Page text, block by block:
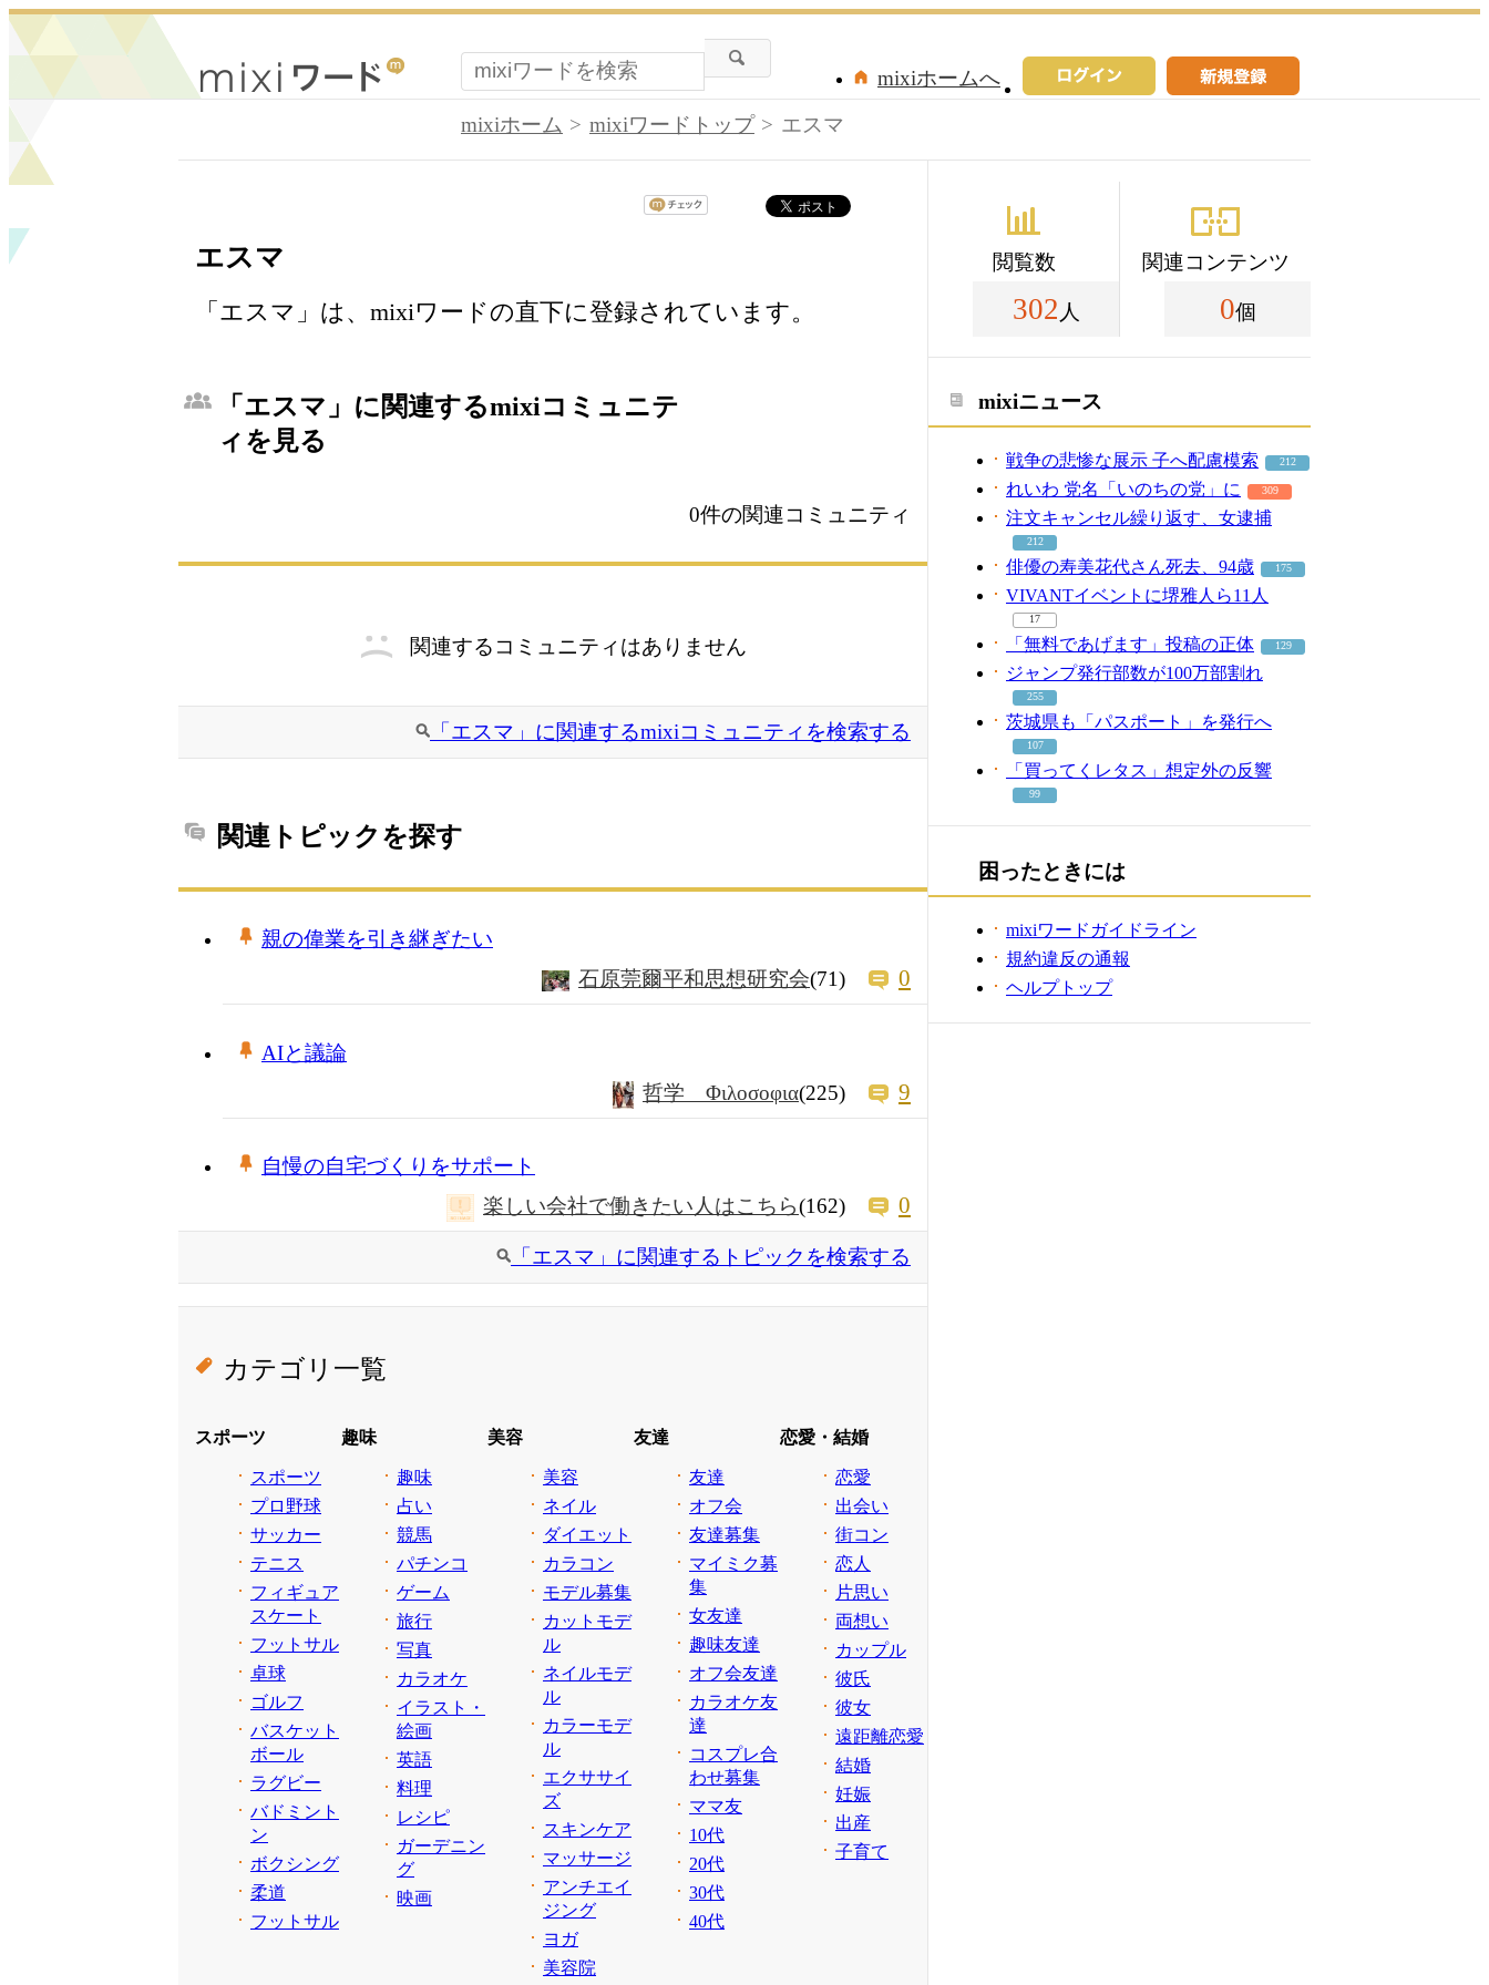
mixiホームへ
mixiホーム
mixiワードトップ エスマ
エスマ
「エスマ」は、mixiワードの直下に登録されています。
「エスマ」に関連するmixiコミュニテ
ィを見る
0件の関連コミュニティ
関連するコミュニティはありません
「エスマ」に関連するmixiコミュニティを検索する
関連トピックを探す
親の偉業を引き継ぎたい
石原莞爾平和思想研究会(71) 0
AIと議論
哲学 Φιλοσοφια(225) 9
自慢の自宅づくりをサポート
楽しい会社で働きたい人はこちら(162) 0
「エスマ」に関連するトピックを検索する
カテゴリ一覧
スポーツ
スポーツ
プロ野球
サッカー
テニス
フィギュア
スケート
フットサル
卓球
ゴルフ
バスケット
ボール
ラグビー
バドミント
ン
ボクシング
柔道
フットサル
趣味
趣味
占い
競馬
パチンコ
ゲーム
旅行
写真
カラオケ
イラスト・
絵画
英語
料理
レシピ
ガーデニン
グ
映画
美容
美容
ネイル
ダイエット
カラコン
モデル募集
カットモデ
ル
ネイルモデ
ル
カラーモデ
ル
エクササイ
ズ
スキンケア
マッサージ
アンチエイ
ジング
ヨガ
美容院
友達
友達
オフ会
友達募集
マイミク募
集
女友達
趣味友達
オフ会友達
カラオケ友
達
コスプレ合
わせ募集
ママ友
10代
20代
30代
40代
恋愛・結婚
恋愛
出会い
街コン
恋人
片思い
両想い
カップル
彼氏
彼女
遠距離恋愛
結婚
妊娠
出産
子育て
閲覧数
302 人
関連コンテンツ
0個
mixiニュース
戦争の悲惨な展示 子へ配慮模索 212
れいわ 党名「いのちの党」に 309
注文キャンセル繰り返す、女逮捕
212
俳優の寿美花代さん死去、94歳 175
VIVANTイベントに堺雅人ら11人
17
「無料であげます」投稿の正体 129
ジャンプ発行部数が100万部割れ
255
茨城県も「パスポート」を発行へ
107
「買ってくレタス」想定外の反響
99
困ったときには
mixiワードガイドライン
規約違反の通報
ヘルプトップ